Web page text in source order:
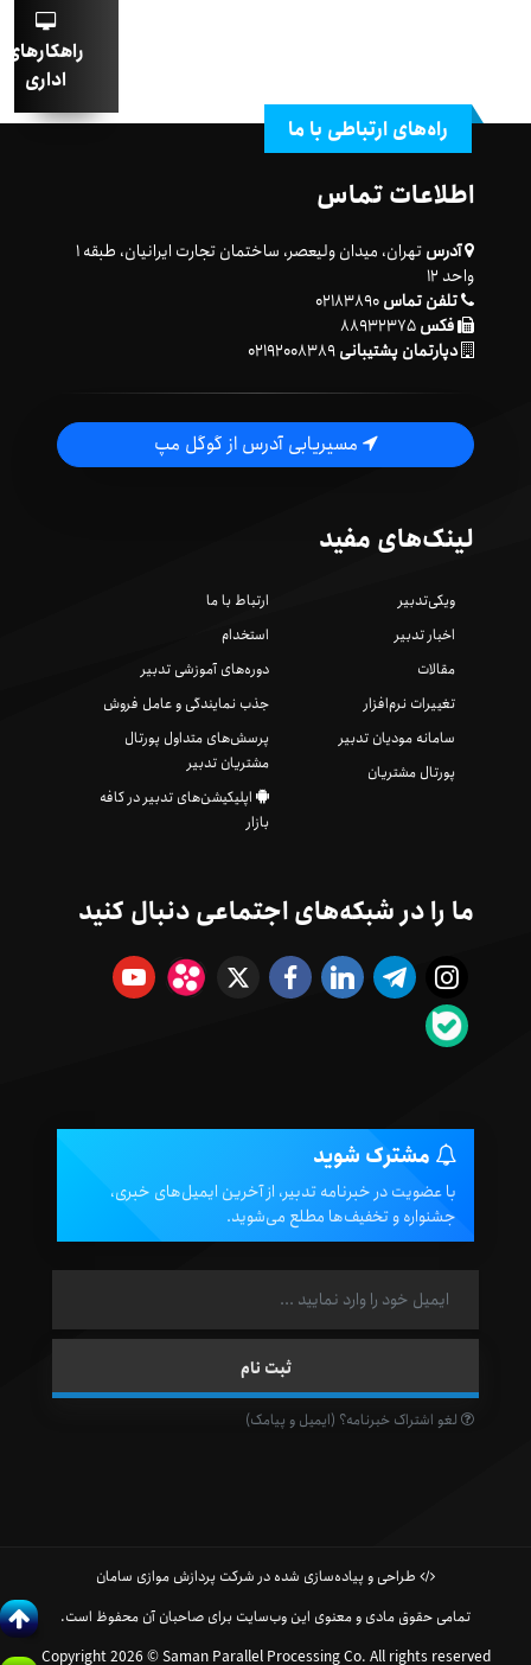
راهکارهای
اداری
راه‌های ارتباطی با ما
اطلاعات تماس
آدرس
تهران، میدان ولیعصر، ساختمان تجارت ایرانیان، طبقه ۱
واحد ۱۲
تلفن تماس۰۲۱۸۳۸۹۰
فکس۸۸۹۳۲۳۷۵
دپارتمان پشتیبانی۰۲۱۹۲۰۰۸۳۸۹
مسیریابی آدرس از گوگل مپ
لینک‌های مفید
ویکی‌تدبیر
اخبار تدبیر
مقالات
تغییرات نرم‌افزار
سامانه مودیان تدبیر
پورتال مشتریان
ارتباط با ما
استخدام
دوره‌های آموزشی تدبیر
جذب نمایندگی و عامل فروش
پرسش‌های متداول پورتال
مشتریان تدبیر
اپلیکیشن‌های تدبیر در کافه
بازار
ما را در شبکه‌های اجتماعی دنبال کنید
مشترک شوید
با عضویت در خبرنامه تدبیر، از آخرین ایمیل‌های خبری،
جشنواره و تخفیف‌ها مطلع می‌شوید.
لغو اشتراک خبرنامه؟ (ایمیل و پیامک)
طراحی و پیاده‌سازی شده در شرکت پردازش موازی سامان
تمامی حقوق مادی و معنوی این وب‌سایت برای صاحبان آن محفوظ است.
Copyright 2026 © Saman Parallel Processing Co. All rights reserved